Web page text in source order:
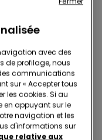
quand vous voulez !
avec des
de profilage, nous
communications
sur « Accepter tous
les cookies. Si au
en appuyant sur le
navigation et les
d'informations sur
relative aux